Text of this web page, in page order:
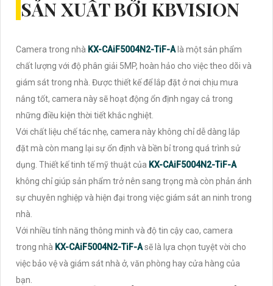
SẢN XUẤT BỞI KBVISION
Camera trong nhà KX-CAiF5004N2-TiF-Alà một sản phẩm
chất lượng với độ phân giải 5MP, hoàn hảo cho việc theo dõi và
giám sát trong nhà. Được thiết kế để lắp đặt ở nơi chịu mưa
nắng tốt, camera này sẽ hoạt động ổn định ngay cả trong
những điều kiện thời tiết khắc nghiệt.
Với chất liệu chế tác nhẹ, camera này không chỉ dễ dàng lắp
đặt mà còn mang lại sự ổn định và bền bỉ trong quá trình sử
dụng. Thiết kế tinh tế mỹ thuật của KX-CAiF5004N2-TiF-A
không chỉ giúp sản phẩm trở nên sang trọng mà còn phản ánh
sự chuyên nghiệp và hiện đại trong việc giám sát an ninh trong
nhà.
Với nhiều tính năng thông minh và độ tin cậy cao, camera
trong nhà KX-CAiF5004N2-TiF-Asẽ là lựa chọn tuyệt vời cho
việc bảo vệ và giám sát nhà ở, văn phòng hay cửa hàng của
bạn.